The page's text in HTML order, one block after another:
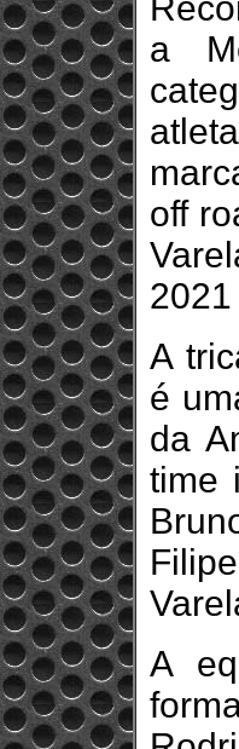
a
off
2021
A
é
da
time
A